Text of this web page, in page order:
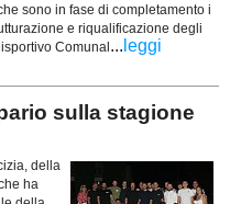
sono in fase di completamento i
e riqualificazione degli
Comunal... leggi
sulla stagione
della
ha